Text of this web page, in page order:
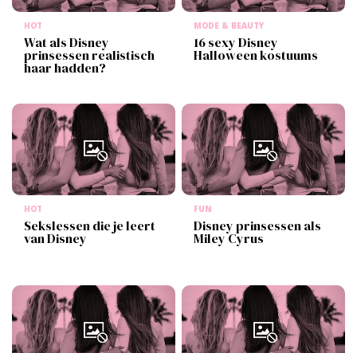
HOT
Wat als Disney
prinsessen realistisch
haar hadden?
MODE & BEAUTY
16 sexy Disney
Halloween kostuums
HOT
Sekslessen die je leert
van Disney
FUN
Disney prinsessen als
Miley Cyrus